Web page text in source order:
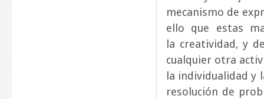
mecanismo de
ello que estas
la creatividad, y
cualquier otra
la individualidad y
resolución de